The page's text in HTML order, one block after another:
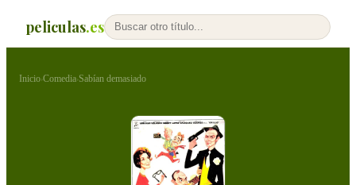
peliculas.es
Inicio›Comedia›Sabían demasiado